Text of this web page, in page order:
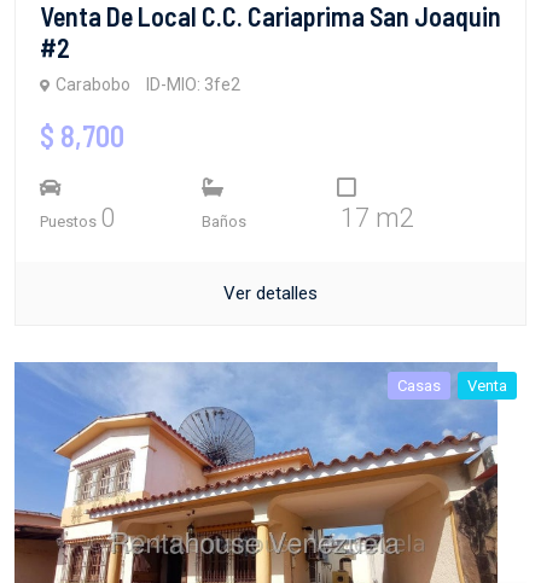
Venta De Local C.C. Cariaprima San Joaquin
#2
Carabobo ID-MIO: 3fe2
$ 8,700
Puestos 0 Baños 17 m2
Ver detalles
Casas Venta